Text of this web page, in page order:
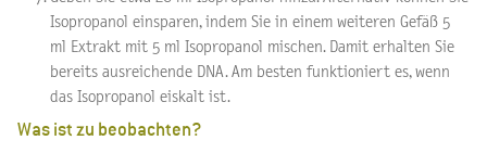
Isopropanol einsparen, indem Sie in einem weiteren Gefäß 5
ml Extrakt mit 5 ml Isopropanol mischen. Damit erhalten Sie
bereits ausreichende DNA. Am besten funktioniert es, wenn
das Isopropanol eiskalt ist.
Was ist zu beobachten?